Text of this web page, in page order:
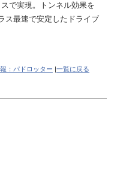
で実現。トンネル効果を
ス最速で安定したドライブ
：パドロッター 一覧に戻る